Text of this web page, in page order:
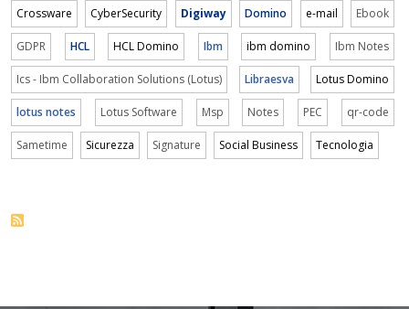
Crossware CyberSecurity Digiway Domino e-mail Ebook
GDPR HCL HCL Domino Ibm ibm domino Ibm Notes
Ics - Ibm Collaboration Solutions (Lotus) Libraesva Lotus Domino
lotus notes Lotus Software Msp Notes PEC qr-code
Sametime Sicurezza Signature Social Business Tecnologia